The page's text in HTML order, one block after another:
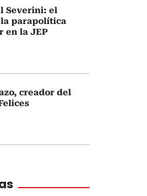
Severini: el
parapolítica
en la JEP
creador del